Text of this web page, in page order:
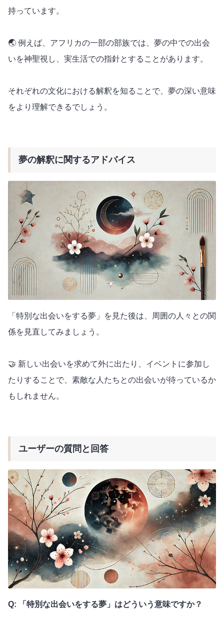
持っています。
🌏 例えば、アフリカの一部の部族では、夢の中での出会
いを神聖視し、実生活での指針とすることがあります。
それぞれの文化における解釈を知ることで、夢の深い意味
をより理解できるでしょう。
夢の解釈に関するアドバイス
「特別な出会いをする夢」を見た後は、周囲の人々との関
係を見直してみましょう。
🤝 新しい出会いを求めて外に出たり、イベントに参加し
たりすることで、素敵な人たちとの出会いが待っているか
もしれません。
ユーザーの質問と回答
Q: 「特別な出会いをする夢」はどういう意味ですか？